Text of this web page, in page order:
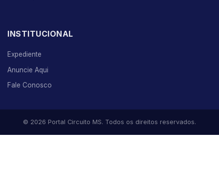
INSTITUCIONAL
Expediente
Anuncie Aqui
Fale Conosco
© 2026 Portal Circuito MS. Todos os direitos reservados.